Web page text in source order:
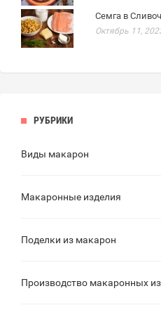
Семга в
Октябрь 11,
РУБРИКИ
Виды макарон
Макаронные изделия
Поделки из макарон
Производство макаронных